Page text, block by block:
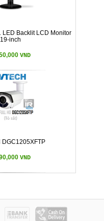
LED Backlit LCD Monitor
19-inch
VND
DGC1205XFTP
VND